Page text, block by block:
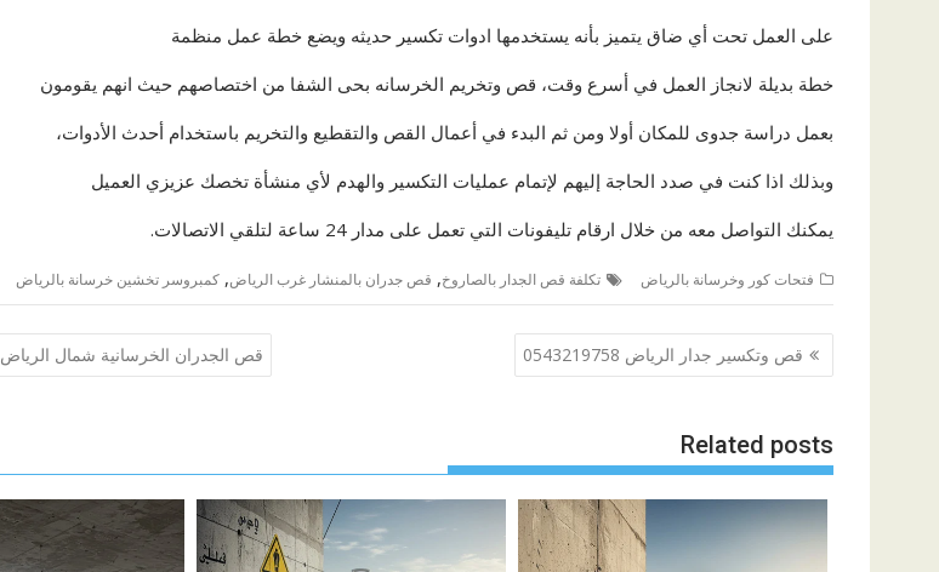
على العمل تحت أي ضاق يتميز بأنه يستخدمها ادوات تكسير حديثه ويضع خطة عمل منظمة
خطة بديلة لانجاز العمل في أسرع وقت، قص وتخريم الخرسانه بحى الشفا من اختصاصهم حيث انهم يقومون
بعمل دراسة جدوى للمكان أولا ومن ثم البدء في أعمال القص والتقطيع والتخريم باستخدام أحدث الأدوات،
وبذلك اذا كنت في صدد الحاجة إليهم لإتمام عمليات التكسير والهدم لأي منشأة تخصك عزيزي العميل
يمكنك التواصل معه من خلال ارقام تليفونات التي تعمل على مدار 24 ساعة لتلقي الاتصالات.
فتحات كور وخرسانة بالرياض تكلفة قص الجدار بالصاروخ, قص جدران بالمنشار غرب الرياض, كمبروسر تخشين خرسانة بالرياض
تصفّح
المقالات
قص وتكسير جدار الرياض 0543219758 قص الجدران الخرسانية شمال الرياض 0543219758
Related posts